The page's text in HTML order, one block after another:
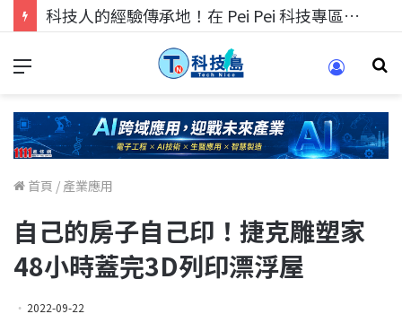
科技人的經驗傳承地！在 Pei Pei 科技專區，與學弟妹交流最硬核的技術
首頁 / 產業應用
自己的房子自己印！捷克雕塑家
48小時蓋完3D列印漂浮屋
2022-09-22